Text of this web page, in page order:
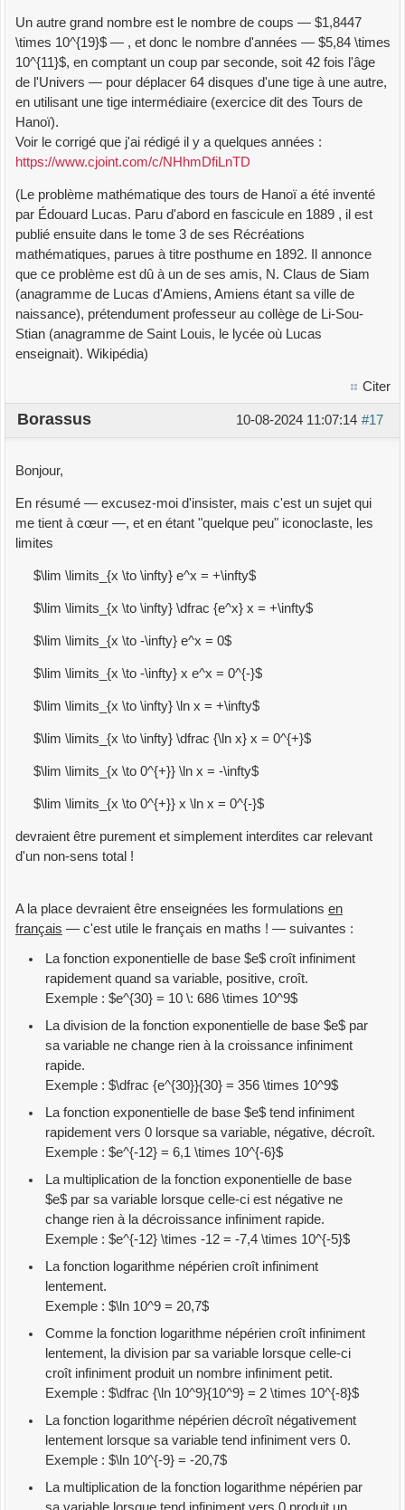
Un autre grand nombre est le nombre de coups — $1,8447
\times 10^{19}$ — , et donc le nombre d'années — $5,84 \times
10^{11}$, en comptant un coup par seconde, soit 42 fois l'âge
de l'Univers — pour déplacer 64 disques d'une tige à une autre,
en utilisant une tige intermédiaire (exercice dit des Tours de
Hanoï).
Voir le corrigé que j'ai rédigé il y a quelques années :
https://www.cjoint.com/c/NHhmDfiLnTD
(Le problème mathématique des tours de Hanoï a été inventé
par Édouard Lucas. Paru d'abord en fascicule en 1889 , il est
publié ensuite dans le tome 3 de ses Récréations
mathématiques, parues à titre posthume en 1892. Il annonce
que ce problème est dû à un de ses amis, N. Claus de Siam
(anagramme de Lucas d'Amiens, Amiens étant sa ville de
naissance), prétendument professeur au collège de Li-Sou-
Stian (anagramme de Saint Louis, le lycée où Lucas
enseignait). Wikipédia)
Citer
#17
10-08-2024 11:07:14
Borassus
Bonjour,
En résumé — excusez-moi d'insister, mais c'est un sujet qui
me tient à cœur —, et en étant "quelque peu" iconoclaste, les
limites
$\lim \limits_{x \to \infty} e^x = +\infty$
$\lim \limits_{x \to \infty} \dfrac {e^x} x = +\infty$
$\lim \limits_{x \to -\infty} e^x = 0$
$\lim \limits_{x \to -\infty} x e^x = 0^{-}$
$\lim \limits_{x \to \infty} \ln x = +\infty$
$\lim \limits_{x \to \infty} \dfrac {\ln x} x = 0^{+}$
$\lim \limits_{x \to 0^{+}} \ln x = -\infty$
$\lim \limits_{x \to 0^{+}} x \ln x = 0^{-}$
devraient être purement et simplement interdites car relevant
d'un non-sens total !
A la place devraient être enseignées les formulations en
français — c'est utile le français en maths ! — suivantes :
La fonction exponentielle de base $e$ croît infiniment
rapidement quand sa variable, positive, croît.
Exemple : $e^{30} = 10 \: 686 \times 10^9$
La division de la fonction exponentielle de base $e$ par
sa variable ne change rien à la croissance infiniment
rapide.
Exemple : $\dfrac {e^{30}}{30} = 356 \times 10^9$
La fonction exponentielle de base $e$ tend infiniment
rapidement vers 0 lorsque sa variable, négative, décroît.
Exemple : $e^{-12} = 6,1 \times 10^{-6}$
La multiplication de la fonction exponentielle de base
$e$ par sa variable lorsque celle-ci est négative ne
change rien à la décroissance infiniment rapide.
Exemple : $e^{-12} \times -12 = -7,4 \times 10^{-5}$
La fonction logarithme népérien croît infiniment
lentement.
Exemple : $\ln 10^9 = 20,7$
Comme la fonction logarithme népérien croît infiniment
lentement, la division par sa variable lorsque celle-ci
croît infiniment produit un nombre infiniment petit.
Exemple : $\dfrac {\ln 10^9}{10^9} = 2 \times 10^{-8}$
La fonction logarithme népérien décroît négativement
lentement lorsque sa variable tend infiniment vers 0.
Exemple : $\ln 10^{-9} = -20,7$
La multiplication de la fonction logarithme népérien par